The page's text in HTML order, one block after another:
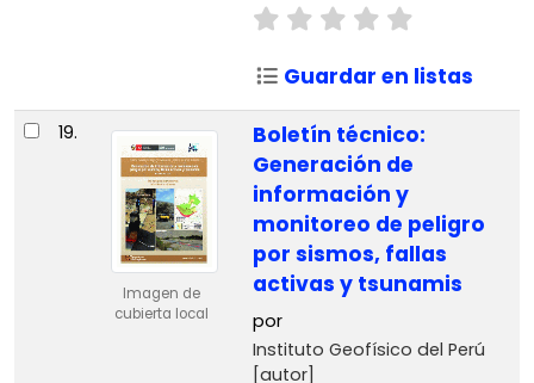
Guardar en listas
19.
Imagen de
cubierta local
Boletín técnico:
Generación de
información y
monitoreo de peligro
por sismos, fallas
activas y tsunamis
por
Instituto Geofísico del Perú
[autor]